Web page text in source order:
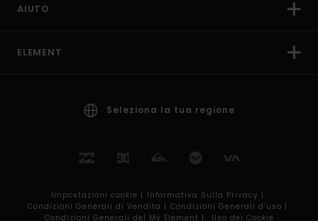
AIUTO
ELEMENT
Seleziona la tua regione
Impostazioni cookie | Informativa Sulla Privacy |
Condizioni Generali di Vendita | Condizioni Generali d’uso |
Condizioni Generali del My Element |
Uso dei Cookie